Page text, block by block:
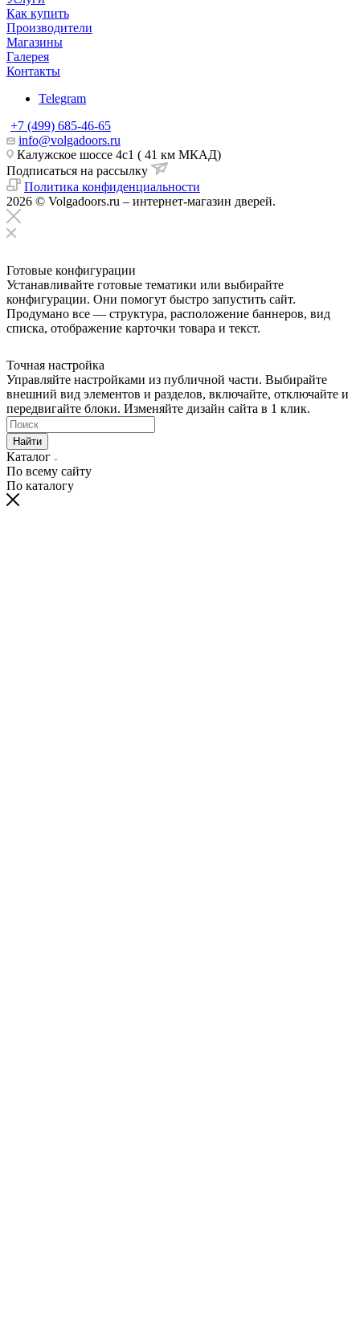
Как купить
Производители
Магазины
Галерея
Контакты
Telegram
+7 (499) 685-46-65
info@volgadoors.ru
Калужское шоссе 4с1 ( 41 км МКАД)
Подписаться на рассылку
Политика конфиденциальности
2026 © Volgadoors.ru – интернет-магазин дверей.
Готовые конфигурации
Устанавливайте готовые тематики или выбирайте
конфигурации. Они помогут быстро запустить сайт.
Продумано все — структура, расположение баннеров, вид
списка, отображение карточки товара и текст.
Точная настройка
Управляйте настройками из публичной части. Выбирайте
внешний вид элементов и разделов, включайте, отключайте и
передвигайте блоки. Изменяйте дизайн сайта в 1 клик.
Найти
Каталог
По всему сайту
По каталогу